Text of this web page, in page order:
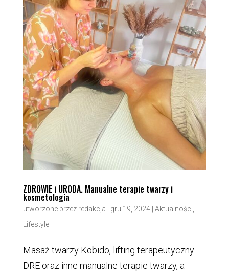
ZDROWIE i URODA. Manualne terapie twarzy i
kosmetologia
utworzone przez redakcja gru 19, 2024| Aktualności,
Lifestyle
Masaż twarzy Kobido, lifting terapeutyczny
DRE oraz inne manualne terapie twarzy, a